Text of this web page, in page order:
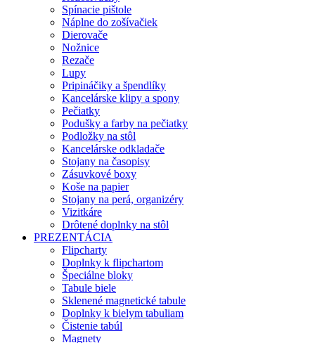
Spínacie pištole
Náplne do zošívačiek
Dierovače
Nožnice
Rezače
Lupy
Pripináčiky a špendlíky
Kancelárske klipy a spony
Pečiatky
Podušky a farby na pečiatky
Podložky na stôl
Kancelárske odkladače
Stojany na časopisy
Zásuvkové boxy
Koše na papier
Stojany na perá, organizéry
Vizitkáre
Drôtené doplnky na stôl
PREZENTÁCIA
Flipcharty
Doplnky k flipchartom
Špeciálne bloky
Tabule biele
Sklenené magnetické tabule
Doplnky k bielym tabuliam
Čistenie tabúl
Magnety